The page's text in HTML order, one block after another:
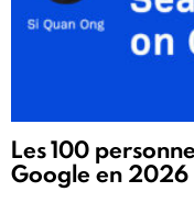
Les 100
Google en 2026